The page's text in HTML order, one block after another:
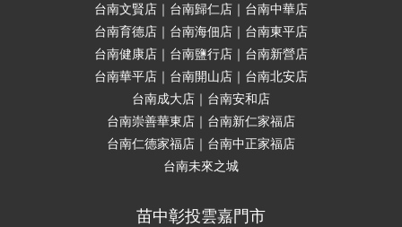
台南文賢店｜台南歸仁店｜台南中華店
台南育德店｜台南海佃店｜台南東平店
台南健康店｜台南鹽行店｜台南新營店
台南華平店｜台南開山店｜台南北安店
台南成大店｜台南安和店
台南崇善華東店｜台南新仁家福店
台南仁德家福店｜台南中正家福店
台南未來之城
苗中彰投雲嘉門市